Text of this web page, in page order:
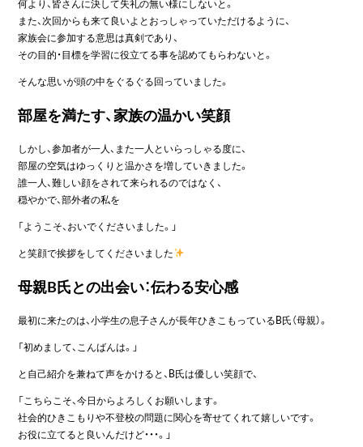
何より、皆さんに決して失礼の無い様にしないと。
また、次回からも来て良いよとおっしゃっていただけるように、
家族会に参加する意思は真剣であり、
その目的・目標を学習に役立てる事を認めてもらわないと。
そんな思いが頭の中をぐるぐる回っていました。
部屋を満たす、家族の温かい笑顔
しかし、参加者が一人、また一人といらっしゃる度に、
部屋の空気はゆっくりと温かさを増していきました。
誰一人、難しい顔をされて来られるのではなく、
穏やかで、部外者の私を
「ようこそ、おいでくださいました。」
と笑顔で挨拶をしてくださいました
母親B氏との出会い：伝わる安心感
最初に来たのは、小学生の息子さんが長年ひきこもっているB氏（母親）。
「初めまして、こんばんは。」
と自己紹介を兼ねて声をかけると、B氏は優しい笑顔で、
「こちらこそ、今日からよろしくお願いします。
社会的ひきこもりや不登校の問題に関心を寄せてくれて嬉しいです。
お役に立てると良いんだけど・・・。」